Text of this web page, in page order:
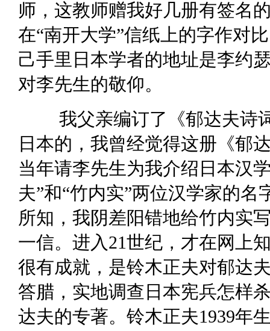
师，这教师赠我好几册有签名
在“南开大学”信纸上的字作对
己手里日本学者的地址是李约
对李先生的敬仰。
我父亲编订了《郁达夫诗
日本的，我曾经觉得这册《郁
当年请李先生为我介绍日本汉
夫”和“竹内实”两位汉学家的
所知，我阴差阳错地给竹内实
一信。进入21世纪，才在网上
很有成就，是铃木正夫对郁达
答腊，实地调查日本宪兵怎样
达夫的专著。铃木正夫1939年